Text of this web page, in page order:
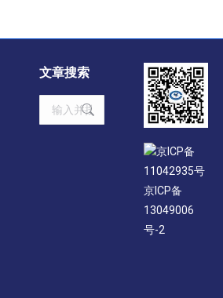
文章搜索
Search:
京ICP备
11042935号
京ICP备
13049006
号-2